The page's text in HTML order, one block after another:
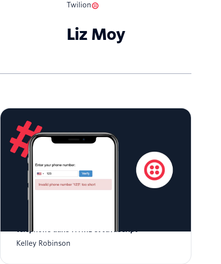
Twilion
Liz Moy
Kelley Robinson